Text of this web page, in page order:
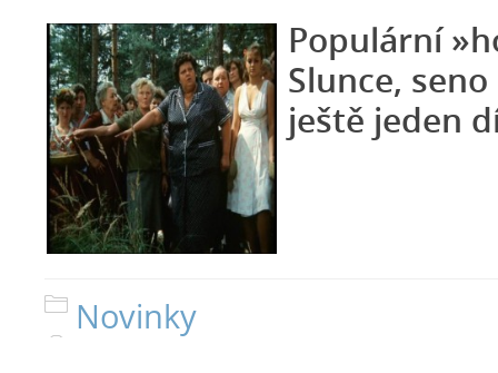
Populární
Slunce,
ještě jeden
Novinky